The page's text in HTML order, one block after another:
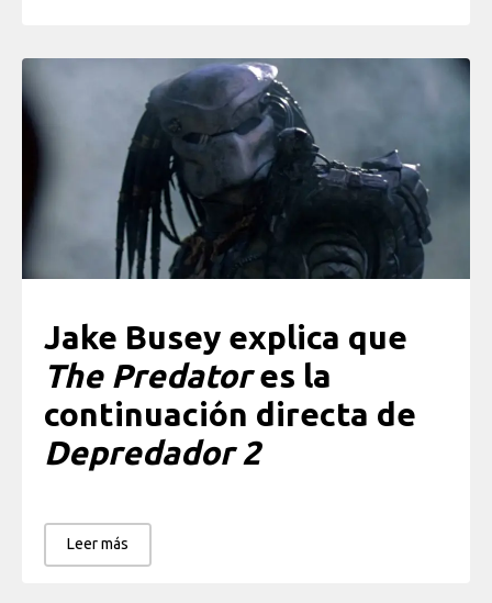
Jake Busey explica que
The Predatores la
continuación directa de
Depredador 2
Leer más